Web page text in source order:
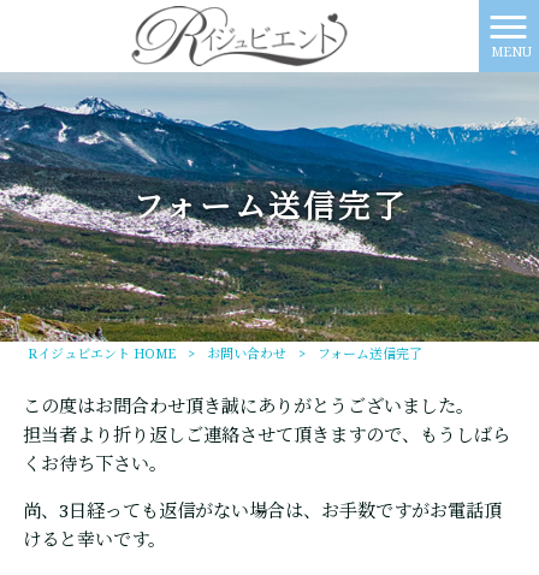
MENU
フォーム送信完了
Rイジュビエント HOME > お問い合わせ > フォーム送信完了
この度はお問合わせ頂き誠にありがとうございました。
担当者より折り返しご連絡させて頂きますので、もうしばら
くお待ち下さい。
尚、3日経っても返信がない場合は、お手数ですがお電話頂
けると幸いです。